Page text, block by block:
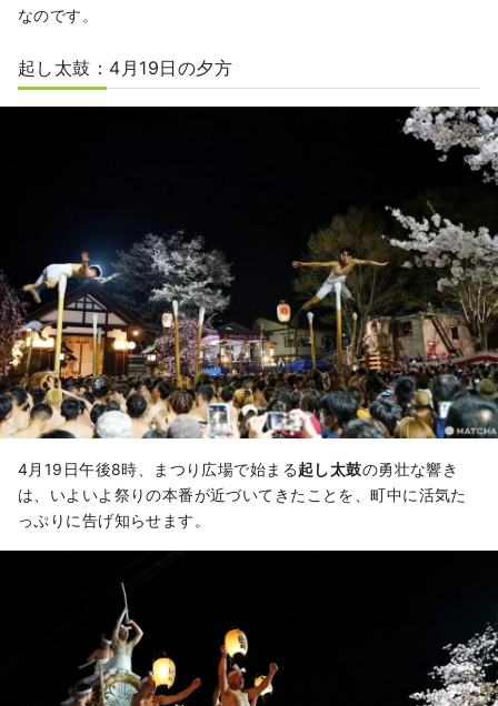
なのです。
起し太鼓：4月19日の夕方
4月19日午後8時、まつり広場で始まる起し太鼓の勇壮な響き
は、いよいよ祭りの本番が近づいてきたことを、町中に活気た
っぷりに告げ知らせます。